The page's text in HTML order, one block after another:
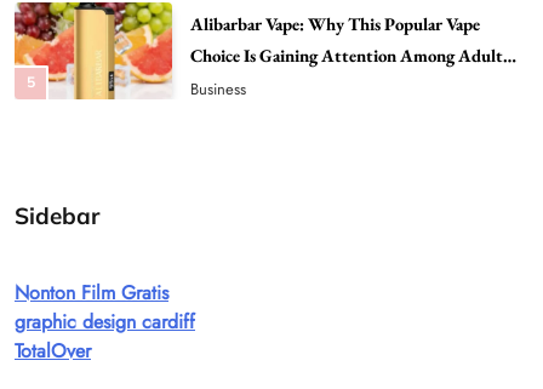
5
Alibarbar Vape: Why This Popular Vape
Choice Is Gaining Attention Among Adult
Vapers
Business
7
A Guide to Choosing MyoGlow: What You
Sidebar
Nonton Film Gratis
graphic design cardiff
TotalOver